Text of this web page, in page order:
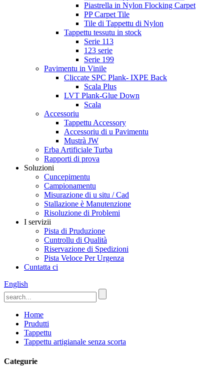
Piastrella in Nylon Flocking Carpet
PP Carpet Tile
Tile di Tappettu di Nylon
Tappettu tessutu in stock
Serie 113
123 serie
Serie 199
Pavimentu in Vinile
Cliccate SPC Plank- IXPE Back
Scala Plus
LVT Plank-Glue Down
Scala
Accessoriu
Tappettu Accessory
Accessoriu di u Pavimentu
Mustrà JW
Erba Artificiale Turba
Rapporti di prova
Soluzioni
Cuncepimentu
Campionamentu
Misurazione di u situ / Cad
Stallazione è Manutenzione
Risoluzione di Problemi
I servizii
Pista di Pruduzione
Cuntrollu di Qualità
Riservazione di Spedizioni
Pista Veloce Per Urgenza
Cuntatta ci
English
Home
Prudutti
Tappettu
Tappettu artigianale senza scorta
Categurie